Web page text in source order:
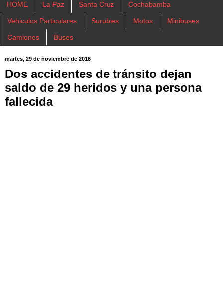
HOME La Paz Santa Cruz Cochabamba
Vehiculos Particulares Surubies Motos Minibuses
Camiones Buses
martes, 29 de noviembre de 2016
Dos accidentes de tránsito dejan
saldo de 29 heridos y una persona
fallecida